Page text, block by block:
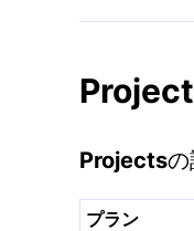
Projectsの
プラン